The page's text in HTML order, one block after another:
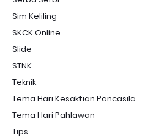
Sim Keliling
SKCK Online
Slide
STNK
Teknik
Tema Hari Kesaktian Pancasila
Tema Hari Pahlawan
Tips